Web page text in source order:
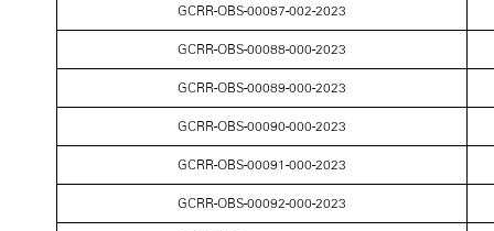
GCRR-OBS-00087-002-2023
GCRR-OBS-00088-000-2023
GCRR-OBS-00089-000-2023
GCRR-OBS-00090-000-2023
GCRR-OBS-00091-000-2023
GCRR-OBS-00092-000-2023